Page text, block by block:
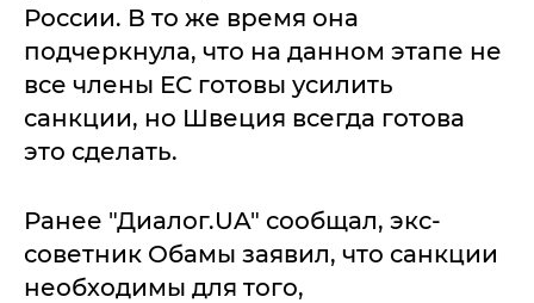
России. В то же время она
подчеркнула, что на данном этапе не
все члены ЕС готовы усилить
санкции, но Швеция всегда готова
это сделать.
Ранее "Диалог.UA" сообщал, экс-
советник Обамы заявил, что санкции
необходимы для того,